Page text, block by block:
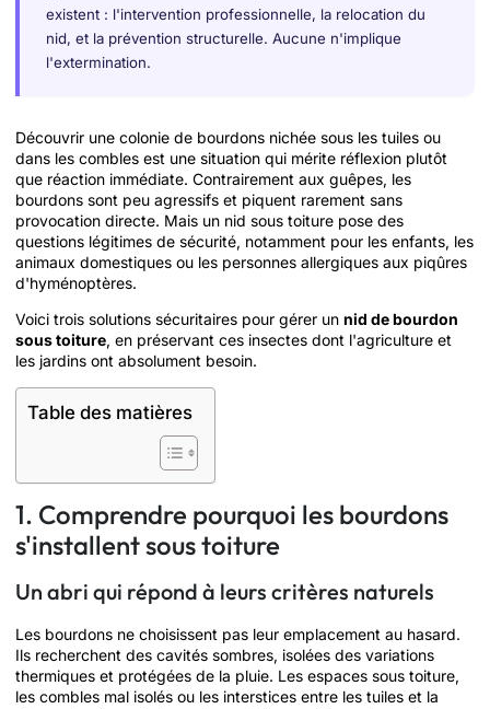
existent : l'intervention professionnelle, la relocation du
nid, et la prévention structurelle. Aucune n'implique
l'extermination.
Découvrir une colonie de bourdons nichée sous les tuiles ou
dans les combles est une situation qui mérite réflexion plutôt
que réaction immédiate. Contrairement aux guêpes, les
bourdons sont peu agressifs et piquent rarement sans
provocation directe. Mais un nid sous toiture pose des
questions légitimes de sécurité, notamment pour les enfants, les
animaux domestiques ou les personnes allergiques aux piqûres
d'hyménoptères.
Voici trois solutions sécuritaires pour gérer un nid de bourdon
sous toiture, en préservant ces insectes dont l'agriculture et
les jardins ont absolument besoin.
Table des matières
1. Comprendre pourquoi les bourdons
s'installent sous toiture
Un abri qui répond à leurs critères naturels
Les bourdons ne choisissent pas leur emplacement au hasard.
Ils recherchent des cavités sombres, isolées des variations
thermiques et protégées de la pluie. Les espaces sous toiture,
les combles mal isolés ou les interstices entre les tuiles et la